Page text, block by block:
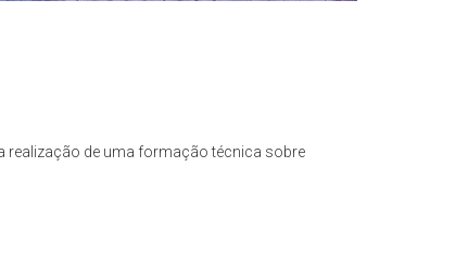
realização de uma formação técnica sobre